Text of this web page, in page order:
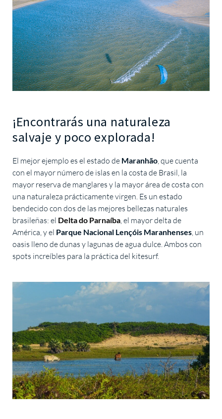
¡Encontrarás una naturaleza
salvaje y poco explorada!
El mejor ejemplo es el estado de Maranhão, que cuenta
con el mayor número de islas en la costa de Brasil, la
mayor reserva de manglares y la mayor área de costa con
una naturaleza prácticamente virgen. Es un estado
bendecido con dos de las mejores bellezas naturales
brasileñas: el Delta do Parnaíba, el mayor delta de
América, y el Parque Nacional Lençóis Maranhenses, un
oasis lleno de dunas y lagunas de agua dulce. Ambos con
spots increíbles para la práctica del kitesurf.